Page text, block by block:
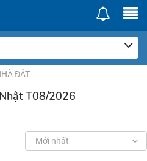
ĐÂT
T08/2026
Mới nhất